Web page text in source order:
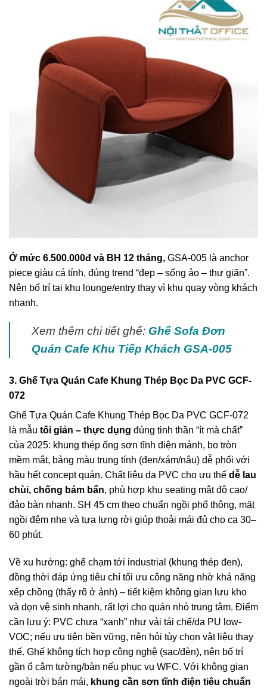
Ở mức 6.500.000đ và BH 12 tháng, GSA-005 là anchor
piece giàu cá tính, đúng trend “đẹp – sống ảo – thư giãn”.
Nên bố trí tại khu lounge/entry thay vì khu quay vòng khách
nhanh.
Xem thêm chi tiết ghế: Ghế Sofa Đơn
Quán Cafe Khu Tiếp Khách GSA-005
3. Ghế Tựa Quán Cafe Khung Thép Bọc Da PVC GCF-
072
Ghế Tựa Quán Cafe Khung Thép Bọc Da PVC GCF-072
là mẫu tối giản – thực dụng đúng tinh thần “ít mà chất”
của 2025: khung thép ống sơn tĩnh điện mảnh, bo tròn
mềm mắt, bảng màu trung tính (đen/xám/nâu) dễ phối với
hầu hết concept quán. Chất liệu da PVC cho ưu thế dễ lau
chùi, chống bám bẩn, phù hợp khu seating mật độ cao/
đảo bàn nhanh. SH 45 cm theo chuẩn ngồi phổ thông, mặt
ngồi đệm nhẹ và tựa lưng rời giúp thoải mái đủ cho ca 30–
60 phút.
Về xu hướng: ghế chạm tới industrial (khung thép đen),
đồng thời đáp ứng tiêu chí tối ưu công năng nhờ khả năng
xếp chồng (thấy rõ ở ảnh) – tiết kiệm không gian lưu kho
và dọn vệ sinh nhanh, rất lợi cho quán nhỏ trung tâm. Điểm
cần lưu ý: PVC chưa “xanh” như vải tái chế/da PU low-
VOC; nếu ưu tiên bền vững, nên hỏi tùy chọn vật liệu thay
thế. Ghế không tích hợp công nghệ (sạc/đèn), nên bố trí
gần ổ cắm tường/bàn nếu phục vụ WFC. Với không gian
ngoài trời bán mái, khung cần sơn tĩnh điện tiêu chuẩn